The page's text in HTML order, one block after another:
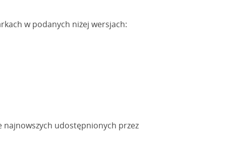
w podanych niżej wersjach:
najnowszych udostępnionych przez